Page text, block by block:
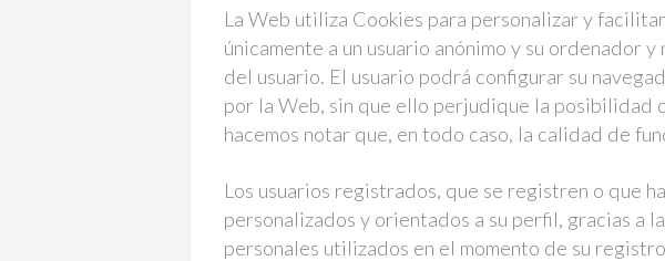
La Web utiliza Cookies para personalizar y
únicamente a un usuario anónimo y su
del usuario. El usuario podrá configurar su
por la Web, sin que ello perjudique la posibilidad
hacemos notar que, en todo caso, la calidad de
Los usuarios registrados, que se registren o que
personalizados y orientados a su perfil, gracias a
personales utilizados en el momento de su